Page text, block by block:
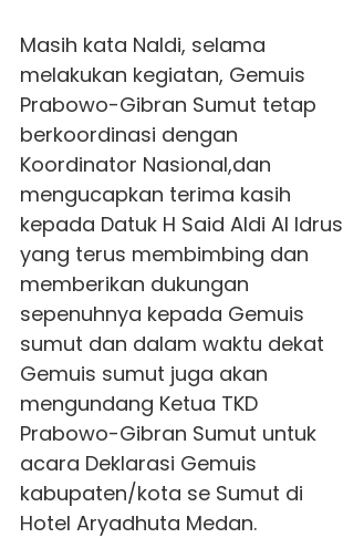
Masih kata Naldi, selama
melakukan kegiatan, Gemuis
Prabowo-Gibran Sumut tetap
berkoordinasi dengan
Koordinator Nasional,dan
mengucapkan terima kasih
kepada Datuk H Said Aldi Al Idrus
yang terus membimbing dan
memberikan dukungan
sepenuhnya kepada Gemuis
sumut dan dalam waktu dekat
Gemuis sumut juga akan
mengundang Ketua TKD
Prabowo-Gibran Sumut untuk
acara Deklarasi Gemuis
kabupaten/kota se Sumut di
Hotel Aryadhuta Medan.